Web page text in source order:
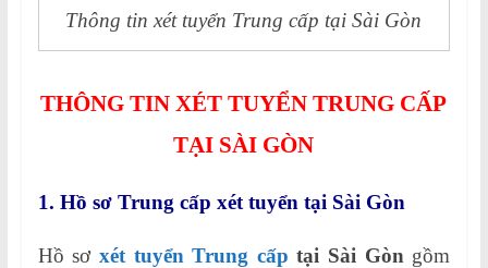
Thông tin xét tuyển Trung cấp tại Sài Gòn
THÔNG TIN XÉT TUYỂN TRUNG CẤP
TẠI SÀI GÒN
1. Hồ sơ Trung cấp xét tuyển tại Sài Gòn
Hồ sơ xét tuyển Trung cấp tại Sài Gòn gồm